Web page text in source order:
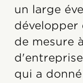
un large
de mesure
qui a